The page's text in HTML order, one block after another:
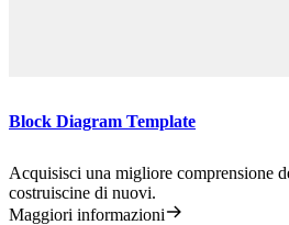
Block Diagram Template
Acquisisci una migliore comprensione
costruiscine di nuovi.
Maggiori informazioni